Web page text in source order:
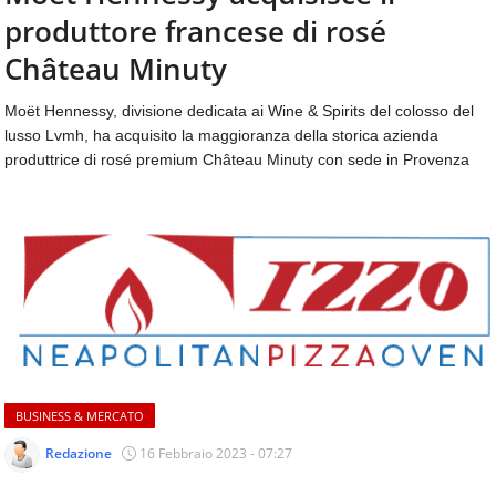
aggiornamenti
quotidiani
su
temi
come
ospitalità,
ristorazione,
catering
e
articoli
sul
mondo
dei
consumi
fuoricasa,
CONTATTI
produttore francese di rosé
Château Minuty
Moët Hennessy, divisione dedicata ai Wine & Spirits del colosso del
lusso Lvmh, ha acquisito la maggioranza della storica azienda
produttrice di rosé premium Château Minuty con sede in Provenza
BUSINESS & MERCATO
Redazione 16 Febbraio 2023 - 07:27